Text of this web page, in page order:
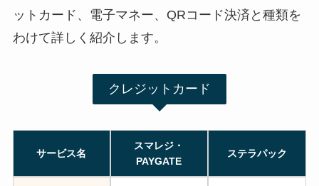
ットカード、電子マネー、QRコード決済と種類を
わけて詳しく紹介します。
クレジットカード
サービス名
スマレジ・
PAYGATE
ステラパック